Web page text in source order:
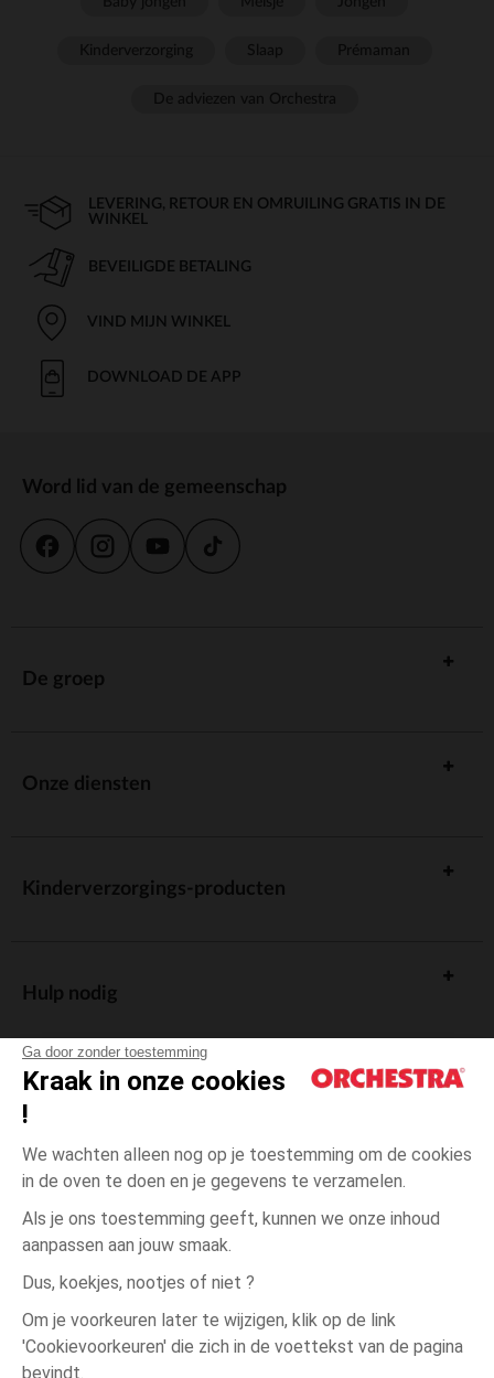
Ga door zonder toestemming
Kraak in onze cookies
!
We wachten alleen nog op je toestemming om de cookies
in de oven te doen en je gegevens te verzamelen.
Als je ons toestemming geeft, kunnen we onze inhoud
aanpassen aan jouw smaak.
Dus, koekjes, nootjes of niet ?
Om je voorkeuren later te wijzigen, klik op de link
'Cookievoorkeuren' die zich in de voettekst van de pagina
bevindt.
Ecru Ecru
15-
LEVERING, RETOUR EN OMRUILING GRATIS IN DE
WINKEL
BEVEILIGDE BETALING
VIND MIJN WINKEL
DOWNLOAD DE APP
Word lid van de gemeenschap
De groep
Onze diensten
Kinderverzorgings-producten
Hulp nodig
Algemene verkoopsvoorwaarden
Wettelijke bepalingen
Persoonsgegevens